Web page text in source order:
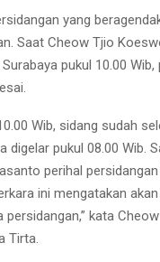
yang
Saat Cheow Tjio
pukul 10.00 Wib,
Wib, sidang sudah
digelar pukul 08.00 Wib.
perihal
ini mengatakan
kata
Tirta.